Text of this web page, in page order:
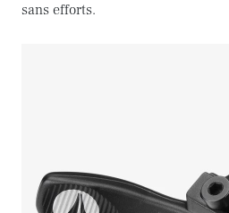
sans efforts.